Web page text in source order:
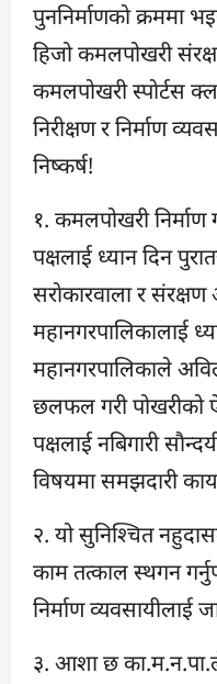
पुननिर्माणकाे क्रममा
हिजो कमलपोखरी
कमलपोखरी स्पाेर्टस
निरीक्षण र निर्माण
निष्कर्ष!
१. कमलपोखरी निर्माण
पक्षलाई ध्यान दिन
सराेकारवाला र
महानगरपालिकालाई
महानगरपालिकाले
छलफल गरी पोखरीको
पक्षलाई नबिगारी
विषयमा समझदारी
२. यो सुनिश्चित
काम तत्काल स्थगन
निर्माण व्यवसायीलाई
३. आशा छ का.म.न.पा.ले